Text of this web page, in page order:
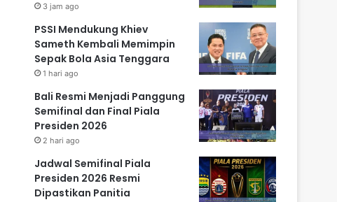
3 jam ago
PSSI Mendukung Khiev
Sameth Kembali Memimpin
Sepak Bola Asia Tenggara
1 hari ago
Bali Resmi Menjadi Panggung
Semifinal dan Final Piala
Presiden 2026
2 hari ago
Jadwal Semifinal Piala
Presiden 2026 Resmi
Dipastikan Panitia